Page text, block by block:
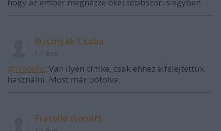
Rusznyák Csaba
@Fratello: Van ilyen címke, csak ehhez elfelejtettük
használni. Most már pótolva.
Fratello (törölt)